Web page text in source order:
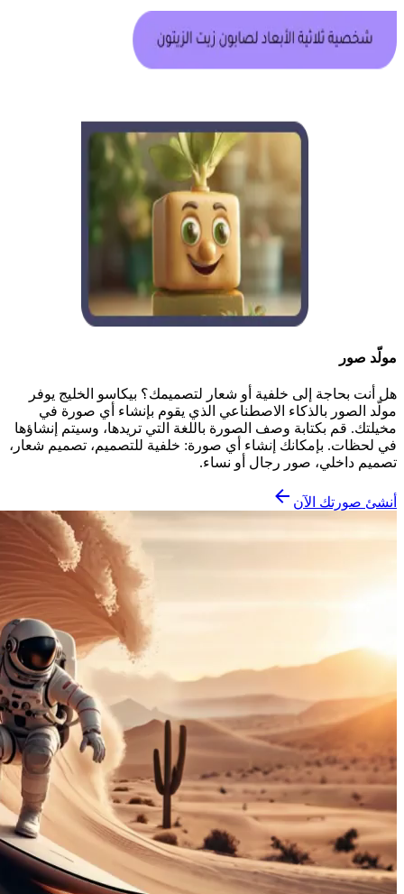
مولّد صور
هل أنت بحاجة إلى خلفية أو شعار لتصميمك؟ بيكاسو الخليج يوفر
مولّد الصور بالذكاء الاصطناعي الذي يقوم بإنشاء أي صورة في
مخيلتك. قم بكتابة وصف الصورة باللغة التي تريدها، وسيتم إنشاؤها
في لحظات. بإمكانك إنشاء أي صورة: خلفية للتصميم، تصميم شعار،
تصميم داخلي، صور رجال أو نساء.
أنشئ صورتك الآن